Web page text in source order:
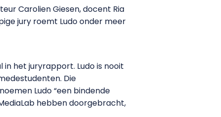
Carolien Giesen, docent Ria
jury roemt Ludo onder meer
in het juryrapport. Ludo is nooit
Die
Ludo “een bindende
hebben doorgebracht,